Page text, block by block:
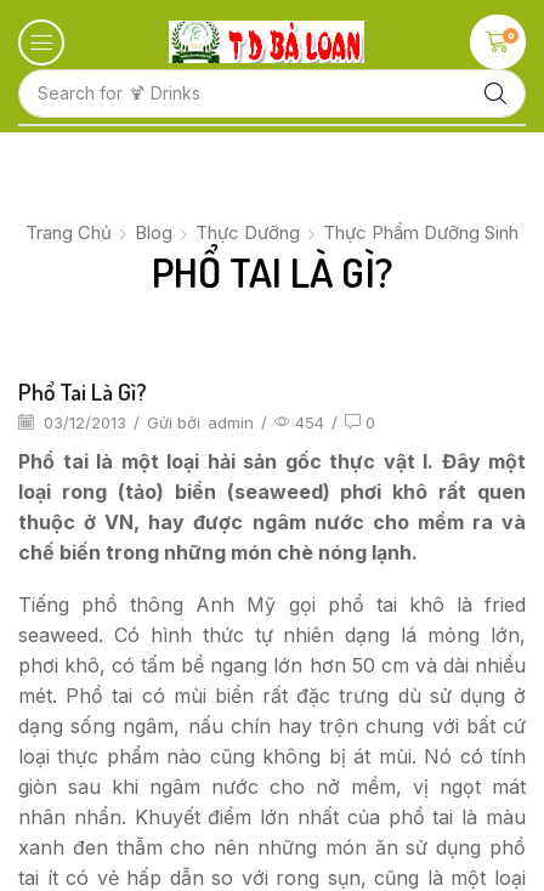
Search for 🍋 Fruits
0
Trang Chủ Blog Thực Dưỡng Thực Phẩm Dưỡng Sinh
PHỔ TAI LÀ GÌ?
Phổ Tai Là Gì?
03/12/2013 / Gửi bởi admin / 454 / 0
Phổ tai là một loại hải sản gốc thực vật l. Đây một
loại rong (tảo) biển (seaweed) phơi khô rất quen
thuộc ở VN, hay được ngâm nước cho mềm ra và
chế biến trong những món chè nóng lạnh.
Tiếng phổ thông Anh Mỹ gọi phổ tai khô là fried
seaweed. Có hình thức tự nhiên dạng lá mỏng lớn,
phơi khô, có tấm bề ngang lớn hơn 50 cm và dài nhiều
mét. Phổ tai có mùi biển rất đặc trưng dù sử dụng ở
dạng sống ngâm, nấu chín hay trộn chung với bất cứ
loại thực phẩm nào cũng không bị át mùi. Nó có tính
giòn sau khi ngâm nước cho nở mềm, vị ngọt mát
nhân nhẩn. Khuyết điểm lớn nhất của phổ tai là màu
xanh đen thẫm cho nên những món ăn sử dụng phổ
tai ít có vẻ hấp dẫn so với rong sụn, cũng là một loại